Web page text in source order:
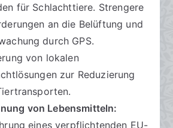
für Schlachttiere. Strengere
an die Belüftung und
durch GPS.
von lokalen
zur Reduzierung
von Lebensmitteln:
eines verpflichtenden EU-